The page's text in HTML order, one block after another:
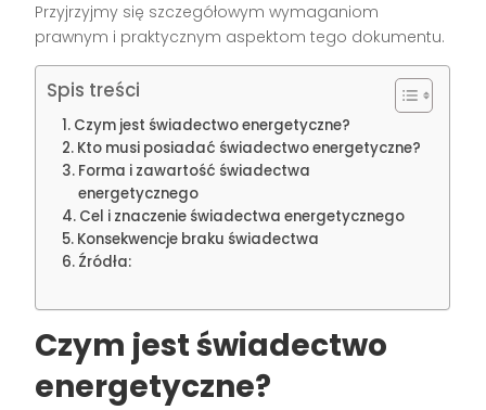
Przyjrzyjmy się szczegółowym wymaganiom
prawnym i praktycznym aspektom tego dokumentu.
Spis treści
Czym jest świadectwo energetyczne?
Kto musi posiadać świadectwo energetyczne?
Forma i zawartość świadectwa
energetycznego
Cel i znaczenie świadectwa energetycznego
Konsekwencje braku świadectwa
Źródła:
Czym jest świadectwo
energetyczne?